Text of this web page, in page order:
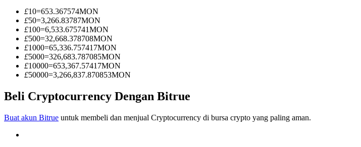
Menjadi Pedagang Salinan
£10=653.367574MON
£50=3,266.83787MON
£100=6,533.675741MON
£500=32,668.378708MON
£1000=65,336.757417MON
£5000=326,683.787085MON
£10000=653,367.57417MON
£50000=3,266,837.870853MON
Beli Cryptocurrency Dengan Bitrue
Buat akun Bitrue untuk membeli dan menjual Cryptocurrency di bursa crypto yang paling aman.